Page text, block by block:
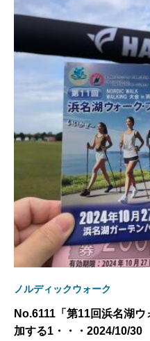
ノルディックウォーク
No.6111「第11回浜名湖
加する1・・・2024/10/30